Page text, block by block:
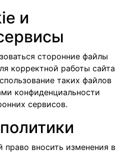
и
сторонние файлы
корректной работы сайта
таких файлов
конфиденциальности
сервисов.
вносить изменения в